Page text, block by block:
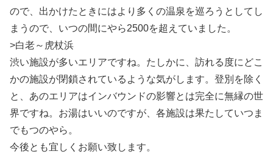
ので、出かけたときにはより多くの温泉を巡ろうとしてし
まうので、いつの間にやら2500を超えていました。
>白老～虎杖浜
渋い施設が多いエリアですね。たしかに、訪れる度にどこ
かの施設が閉鎖されているような気がします。登別を除く
と、あのエリアはインバウンドの影響とは完全に無縁の世
界ですね。お湯はいいのですが、各施設は果たしていつま
でもつのやら。
今後とも宜しくお願い致します。